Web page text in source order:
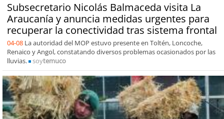
Subsecretario Nicolás Balmaceda visita La
Araucanía y anuncia medidas urgentes para
recuperar la conectividad tras sistema frontal
04-08 La autoridad del MOP estuvo presente en Toltén, Loncoche,
Renaico y Angol, constatando diversos problemas ocasionados por las
lluvias.
soytemuco